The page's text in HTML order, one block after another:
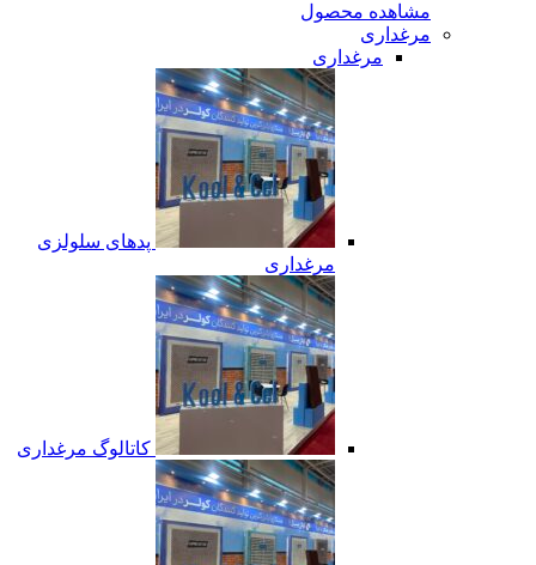
مشاهده محصول
مرغداری
مرغداری
پدهای سلولزی
مرغداری
کاتالوگ مرغداری